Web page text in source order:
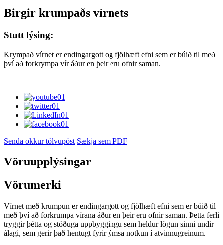
Birgir krumpaðs vírnets
Stutt lýsing:
Krympað vírnet er endingargott og fjölhæft efni sem er búið til með
því að forkrympa vír áður en þeir eru ofnir saman.
Senda okkur tölvupóst Sækja sem PDF
Vöruupplýsingar
Vörumerki
Vírnet með krumpun er endingargott og fjölhæft efni sem er búið til
með því að forkrumpa vírana áður en þeir eru ofnir saman. Þetta ferli
tryggir þétta og stöðuga uppbyggingu sem heldur lögun sinni undir
álagi, sem gerir það hentugt fyrir ýmsa notkun í atvinnugreinum.